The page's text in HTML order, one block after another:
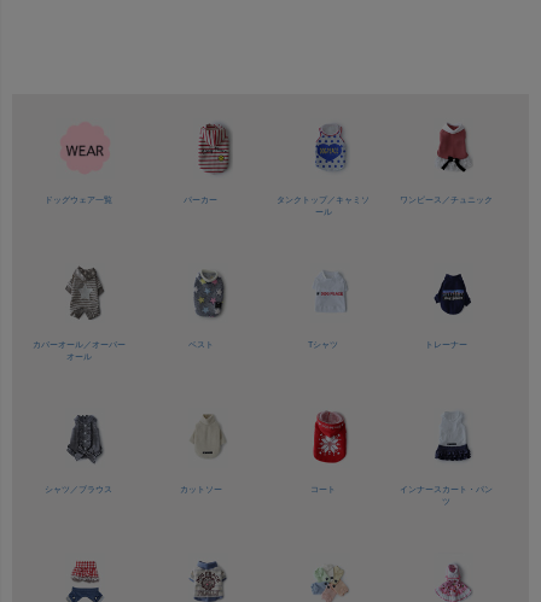
ドッグウェア一覧 パーカー タンクトップ／ キャミソ
ール
ワンピース／チュニック
カバーオール／ オーバー
オール
ベスト Tシャツ トレーナー
シャツ／ ブラウス カットソー コート
インナースカート・パン
ツ